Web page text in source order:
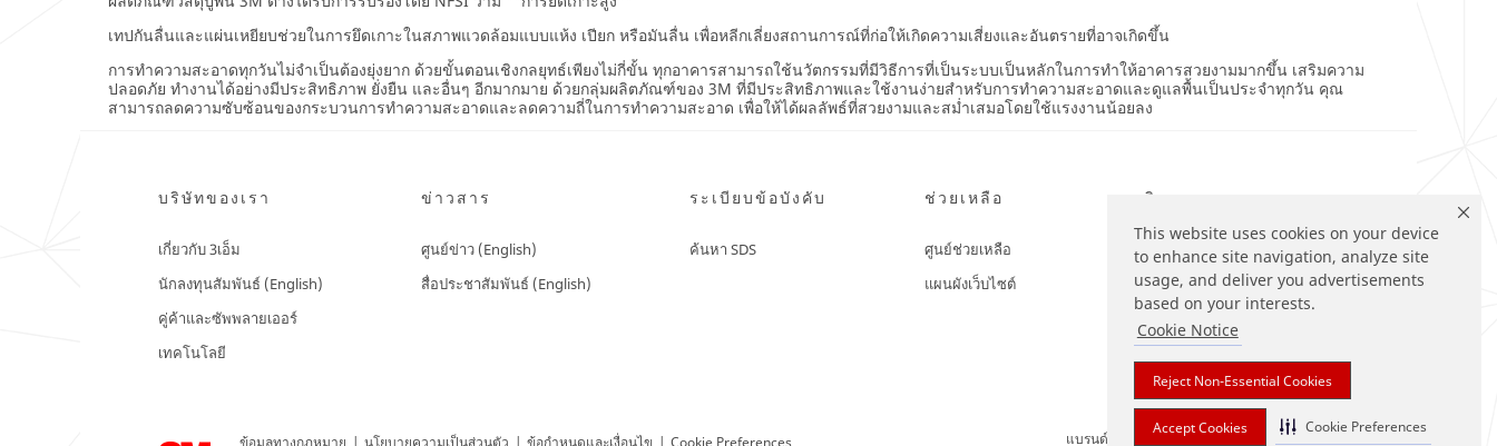
This website uses cookies on your device
to enhance site navigation, analyze site
usage, and deliver you advertisements
based on your interests.
Cookie Notice
Reject Non-Essential Cookies
Accept Cookies Cookie Preferences
เทปกันลื่นและแผ่นเหยียบช่วยในการยึดเกาะในสภาพแวดล้อมแบบแห้ง เปียก หรือมันลื่น เพื่อหลีกเลี่ยงสถานการณ์ที่ก่อให้เกิดความเสี่ยงและอันตรายที่อาจเกิดขึ้น
การทำความสะอาดทุกวันไม่จำเป็นต้องยุ่งยาก ด้วยขั้นตอนเชิงกลยุทธ์เพียงไม่กี่ขั้น ทุกอาคารสามารถใช้นวัตกรรมที่มีวิธีการที่เป็นระบบเป็นหลักในการทำให้อาคารสวยงามมากขึ้น เสริมความ
ปลอดภัย ทำงานได้อย่างมีประสิทธิภาพ ยั่งยืน และอื่นๆ อีกมากมาย ด้วยกลุ่มผลิตภัณฑ์ของ 3M ที่มีประสิทธิภาพและใช้งานง่ายสำหรับการทำความสะอาดและดูแลพื้นเป็นประจำทุกวัน คุณ
สามารถลดความซับซ้อนของกระบวนการทำความสะอาดและลดความถี่ในการทำความสะอาด เพื่อให้ได้ผลลัพธ์ที่สวยงามและสม่ำเสมอโดยใช้แรงงานน้อยลง
บริษัทของเรา
เกี่ยวกับ 3เอ็ม
นักลงทุนสัมพันธ์ (English)
คู่ค้าและซัพพลายเออร์
เทคโนโลยี
ข่าวสาร
ศูนย์ข่าว (English)
สื่อประชาสัมพันธ์ (English)
ระเบียบข้อบังคับ
ค้นหา SDS
ช่วยเหลือ
ศูนย์ช่วยเหลือ
แผนผังเว็บไซต์
ข้อมูลทางกฎหมาย | นโยบายความเป็นส่วนตัว | ข้อกำหนดและเงื่อนไข | Cookie Preferences
ติดตามเรา
แบรนด์ที่ระบุไว้ข้างต้นเป็นเครื่องหมายการค้า